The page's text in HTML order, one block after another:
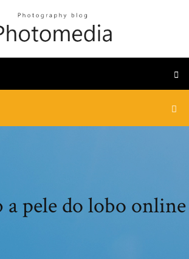
a pele do lobo online